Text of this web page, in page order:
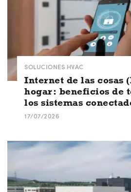
SOLUCIONES HVAC
Internet de las cosas
hogar: beneficios de
los sistemas
17/07/2026